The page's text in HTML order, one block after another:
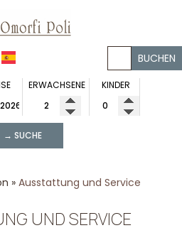
BUCHEN
POLI PENSION
Poli Pension
Galerie
APARTMENT
Poli Apartment
ERWACHSENE KINDER
→ SUCHE
» Ausstattung und Service
UND SERVICE